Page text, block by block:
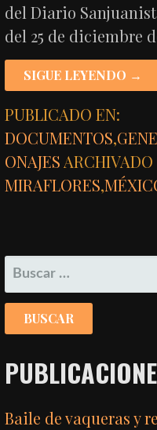
del Diario
del 25 de diciembre
SIGUE LEYENDO →
PUBLICADO EN:
DOCUMENTOS,
ONAJES
MIRAFLORES,
BUSCAR:
Baile de vaqueras y